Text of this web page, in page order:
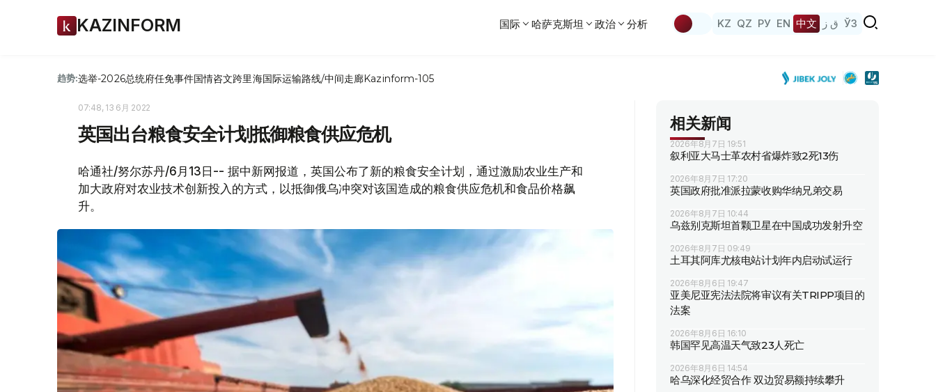
KAZINFORM 国际 哈萨克斯坦 政治 分析 KZ QZ РУ EN 中文 ق ز ЎЗ
趋势:选举-2026总统府任免事件国情咨文跨里海国际运输路线/中间走廊Kazinform-105
07:48, 13 6月 2022
英国出台粮食安全计划抵御粮食供应危机
哈通社/努尔苏丹/6月13日-- 据中新网报道，英国公布了新的粮食安全计划，通过激励农业生产和
加大政府对农业技术创新投入的方式，以抵御俄乌冲突对该国造成的粮食供应危机和食品价格飙
升。
相关新闻
2026年8月7日 19:51
叙利亚大马士革农村省爆炸致2死13伤
2026年8月7日 17:20
英国政府批准派拉蒙收购华纳兄弟交易
2026年8月7日 10:44
乌兹别克斯坦首颗卫星在中国成功发射升空
2026年8月7日 09:49
土耳其阿库尤核电站计划年内启动试运行
2026年8月6日 19:47
亚美尼亚宪法法院将审议有关TRIPP项目的
法案
2026年8月6日 16:10
韩国罕见高温天气致23人死亡
2026年8月6日 14:54
哈乌深化经贸合作 双边贸易额持续攀升